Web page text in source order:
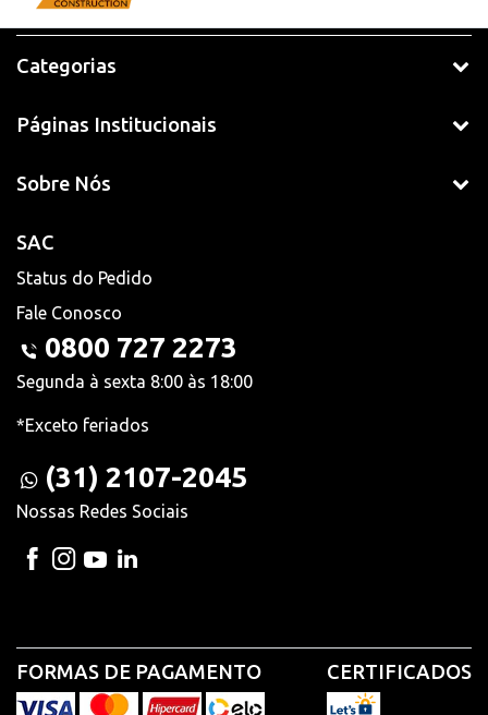
Categorias
Páginas Institucionais
Sobre Nós
SAC
Status do Pedido
Fale Conosco
0800 727 2273
Segunda à sexta 8:00 às 18:00
*Exceto feriados
(31) 2107-2045
Nossas Redes Sociais
FORMAS DE PAGAMENTO CERTIFICADOS